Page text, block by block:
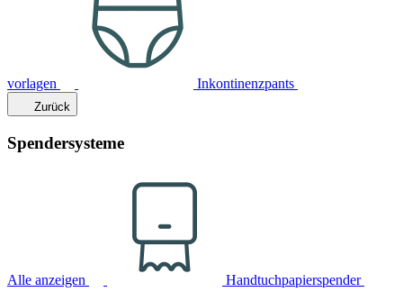
vorlagen Inkontinenzpants
Zurück
Spendersysteme
Alle anzeigen Handtuchpapierspender